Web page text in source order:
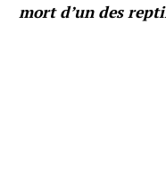
mort d’un des